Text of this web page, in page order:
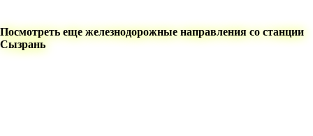
Посмотреть еще железнодорожные направления со станции
Сызрань